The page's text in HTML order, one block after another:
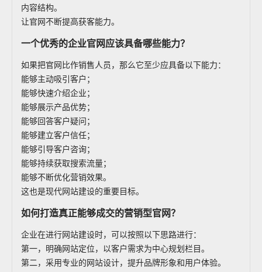
内容结构。
让官网不断提高获客能力。
一个优秀的企业官网应该具备哪些能力？
如果把官网比作销售人员，那么它至少应具备以下能力：
能够主动吸引客户；
能够快速介绍企业；
能够展示产品优势；
能够回答客户疑问；
能够建立客户信任；
能够引导客户咨询；
能够持续获取搜索流量；
能够不断优化营销效果。
这也是现代网站建设的重要目标。
如何打造真正能够成交的营销型官网？
企业在进行网站建设时，可以按照以下思路进行：
第一，明确网站定位，以客户需求为中心规划栏目。
第二，采用专业的网站设计，提升品牌形象和用户体验。